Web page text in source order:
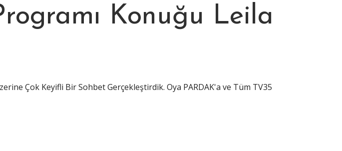
Konuğu Leila
Çok Keyifli Bir Sohbet Gerçekleştirdik. Oya PARDAK'a ve Tüm TV35